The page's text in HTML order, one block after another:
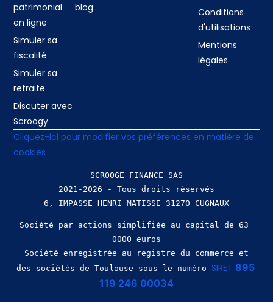
patrimonial
en ligne
Simuler sa
fiscalité
Simuler sa
retraite
Discuter avec
Scroogy
blog
Conditions
d'utilisations
Mentions
légales
Cliquez-ici pour modifier vos préférences en matière de
cookies
SCROOGE FINANCE SAS
2021-2026 - Tous droits réservés
Société par actions simplifiée au capital de 63
0000 euros
des sociétés de Toulouse sous le numéro SIRET 895
119 246 00034